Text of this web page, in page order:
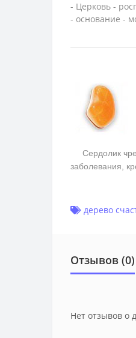
- Церковь -
- основание -
Сердолик
заболевания,
дерево
Отзывов (0)
Нет отзывов о